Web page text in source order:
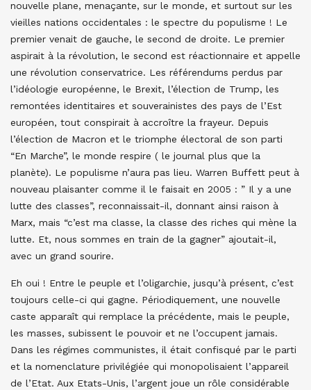
nouvelle plane, menaçante, sur le monde, et surtout sur les
vieilles nations occidentales : le spectre du populisme ! Le
premier venait de gauche, le second de droite. Le premier
aspirait à la révolution, le second est réactionnaire et appelle
une révolution conservatrice. Les référendums perdus par
l’idéologie européenne, le Brexit, l’élection de Trump, les
remontées identitaires et souverainistes des pays de l’Est
européen, tout conspirait à accroître la frayeur. Depuis
l’élection de Macron et le triomphe électoral de son parti
“En Marche”, le monde respire ( le journal plus que la
planète). Le populisme n’aura pas lieu. Warren Buffett peut à
nouveau plaisanter comme il le faisait en 2005 : ” Il y a une
lutte des classes”, reconnaissait-il, donnant ainsi raison à
Marx, mais “c’est ma classe, la classe des riches qui mène la
lutte. Et, nous sommes en train de la gagner” ajoutait-il,
avec un grand sourire.
Eh oui ! Entre le peuple et l’oligarchie, jusqu’à présent, c’est
toujours celle-ci qui gagne. Périodiquement, une nouvelle
caste apparaît qui remplace la précédente, mais le peuple,
les masses, subissent le pouvoir et ne l’occupent jamais.
Dans les régimes communistes, il était confisqué par le parti
et la nomenclature privilégiée qui monopolisaient l’appareil
de l’Etat. Aux Etats-Unis, l’argent joue un rôle considérable